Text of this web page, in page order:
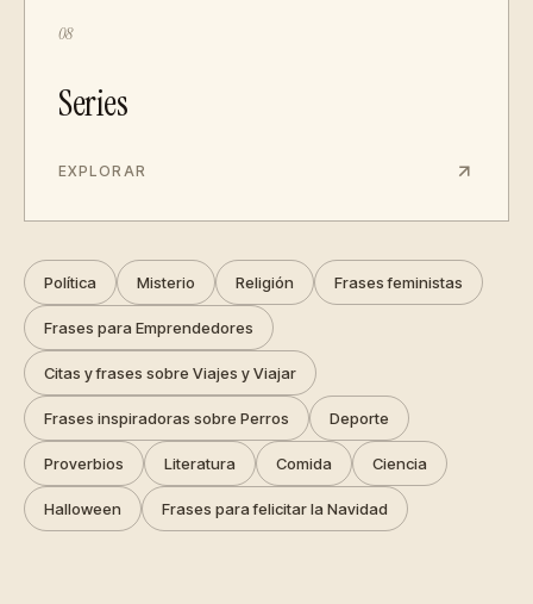
08
Series
EXPLORAR
Política Misterio Religión Frases feministas
Frases para Emprendedores
Citas y frases sobre Viajes y Viajar
Frases inspiradoras sobre Perros Deporte
Proverbios Literatura Comida Ciencia
Halloween Frases para felicitar la Navidad